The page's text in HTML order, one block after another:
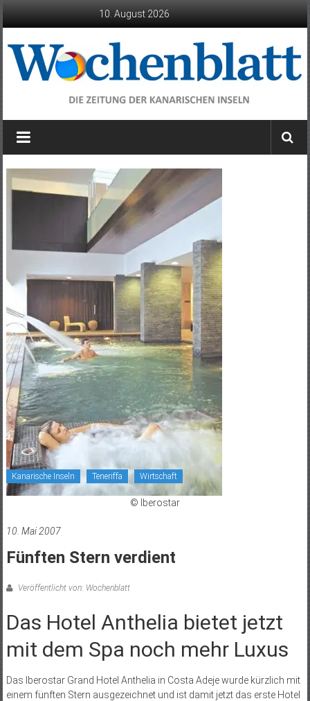
10. August 2026
Wochenblatt
die
der
Kanarischen
Kanarische Inseln Teneriffa Wirtschaft
© Iberostar
10. Mai 2007
Fünften Stern verdient
Veröffentlicht von: Wochenblatt
Das Hotel Anthelia bietet jetzt
mit dem Spa noch mehr Luxus
Das Iberostar Grand Hotel Anthelia in Costa Adeje wurde kürzlich mit
einem fünften Stern ausgezeichnet und ist damit jetzt das erste Hotel